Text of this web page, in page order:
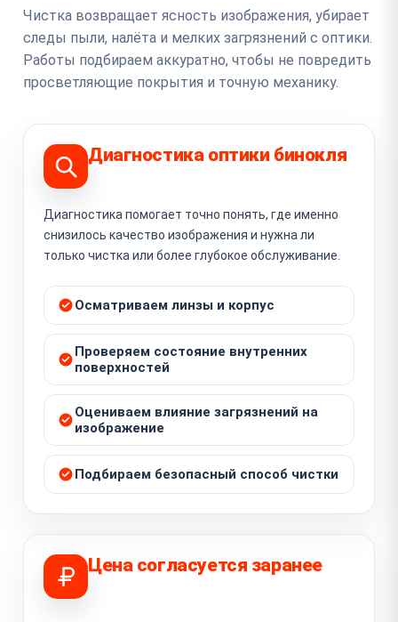
Чистка возвращает ясность изображения, убирает
следы пыли, налёта и мелких загрязнений с оптики.
Работы подбираем аккуратно, чтобы не повредить
просветляющие покрытия и точную механику.
Диагностика оптики бинокля
Диагностика помогает точно понять, где именно
снизилось качество изображения и нужна ли
только чистка или более глубокое обслуживание.
Осматриваем линзы и корпус
Проверяем состояние внутренних
поверхностей
Оцениваем влияние загрязнений на
изображение
Подбираем безопасный способ чистки
Цена согласуется заранее